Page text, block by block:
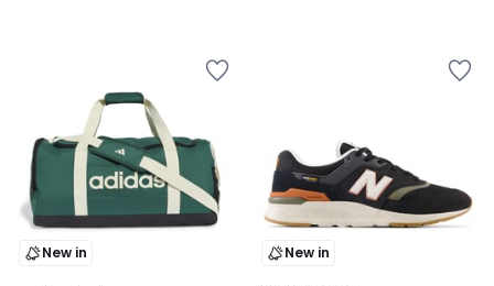
New in New in